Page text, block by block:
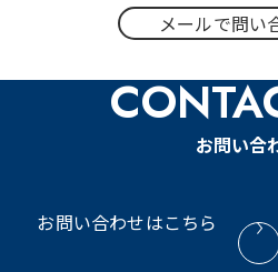
メールで問い
お問い合
お問い合わせはこちら